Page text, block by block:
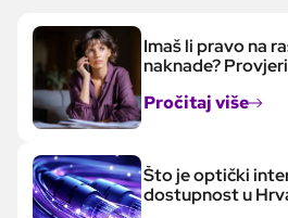
Imaš li pravo na
naknade?
Pročitaj više
Što je optički
dostupnost u